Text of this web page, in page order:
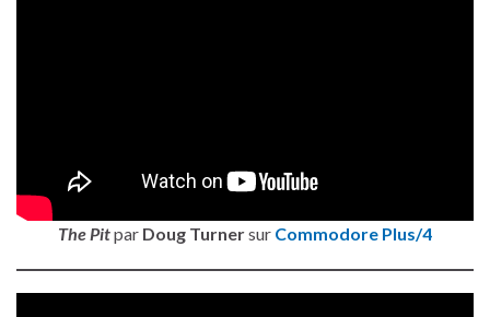
The Pitpar Doug Turnersur Commodore Plus/4